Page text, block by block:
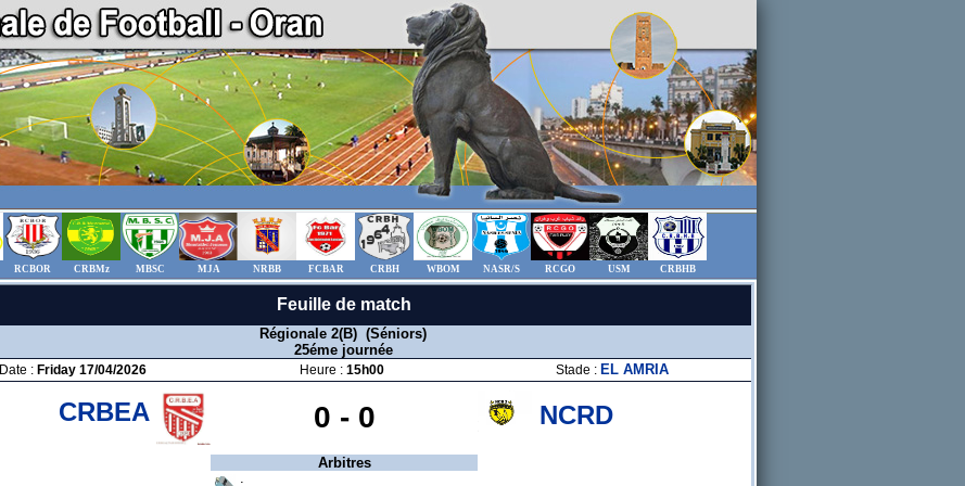
RCBOR CRBMz MBSC MJA NRBB FCBAR CRBH WBOM NASR/S RCGO USM CRBHB
Feuille de match
Régionale 2(B) (Séniors)
25éme journée
Date : Friday 17/04/2026 Heure : 15h00 Stade : EL AMRIA
CRBEA 0 -0 NCRD
Arbitres